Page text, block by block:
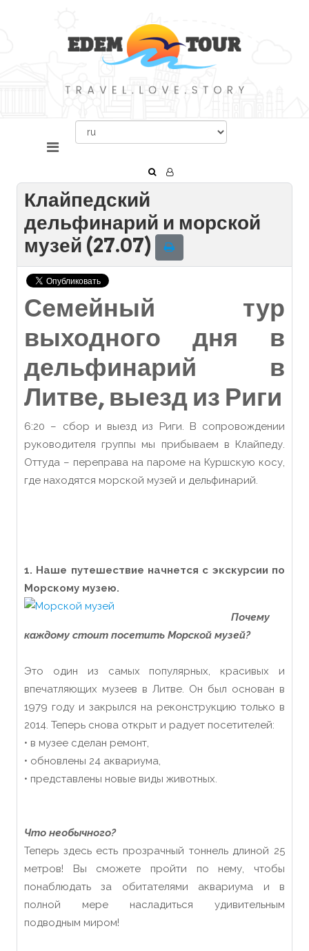
Клайпедский
дельфинарий и морской
музей (27.07)
Семейный тур
выходного дня в
дельфинарий в
Литве, выезд из Риги
6:20 – сбор и выезд из Риги. В сопровождении
руководителя группы мы прибываем в Клайпеду.
Оттуда – переправа на пароме на Куршскую косу,
где находятся морской музей и дельфинарий.
1. Наше путешествие начнется с экскурсии по
Морскому музею.
Почему
каждому стоит посетить Морской музей?
Это один из самых популярных, красивых и
впечатляющих музеев в Литве. Он был основан в
1979 году и закрылся на реконструкцию только в
2014. Теперь снова открыт и радует посетителей:
• в музее сделан ремонт,
• обновлены 24 аквариума,
• представлены новые виды животных.
Что необычного?
Теперь здесь есть прозрачный тоннель длиной 25
метров! Вы сможете пройти по нему, чтобы
понаблюдать за обитателями аквариума и в
полной мере насладиться удивительным
подводным миром!